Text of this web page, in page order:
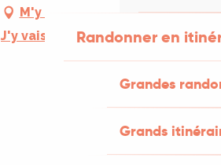
Randonner en
Grandes
Grands
M'y rendre
J'y vais en train !